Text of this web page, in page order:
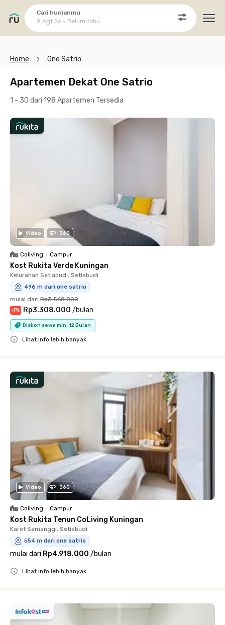
Cari hunianmu
9 Agt 26 - Belum tahu
Home One Satrio
Apartemen Dekat One Satrio
1 - 30 dari 198 Apartemen Tersedia
Video 360
Coliving • Campur
Kost Rukita Verde Kuningan
Kelurahan Setiabudi, Setiabudi
496 m dari one satrio
mulai dari Rp3.568.000
-7% Rp3.308.000 /bulan
Diskon sewa min. 12 Bulan
Lihat info lebih banyak
Video 360
Coliving • Campur
Kost Rukita Tenun CoLiving Kuningan
Karet Semanggi, Setiabudi
554 m dari one satrio
mulai dari Rp4.918.000 /bulan
Lihat info lebih banyak